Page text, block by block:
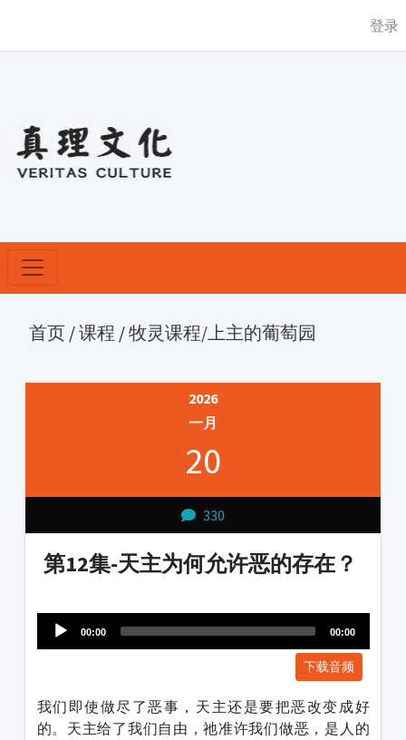
登录
首页 /课程 /牧灵课程/上主的葡萄园
2026
一月
20
330
第12集-天主为何允许恶的存在？
Player
00:00 00:00
下载音频
我们即使做尽了恶事，天主还是要把恶改变成好
的。天主给了我们自由，祂准许我们做恶，是人的